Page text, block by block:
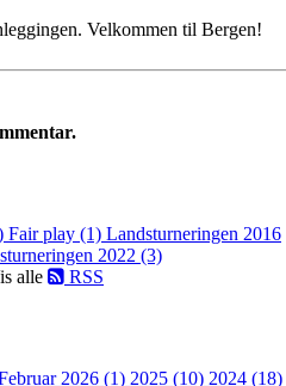
Velkommen til Bergen!
Fair play (1) Landsturneringen 2016
2022 (3)
alle RSS
2026 (1) 2025 (10) 2024 (18)